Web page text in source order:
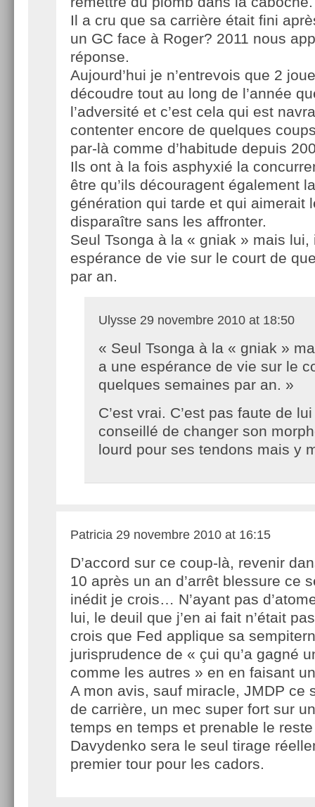
Il a cru que sa carrière était fini
un GC face à Roger? 2011 nous
réponse.
Aujourd’hui je n’entrevois que 2
découdre tout au long de l’année
l’adversité et c’est cela qui est
contenter encore de quelques
par-là comme d’habitude depuis
Ils ont à la fois asphyxié la
être qu’ils découragent également
génération qui tarde et qui aimerait
disparaître sans les affronter.
Seul Tsonga à la « gniak » mais lui,
espérance de vie sur le court de
par an.
Ulysse 29 novembre 2010 at 18:50
« Seul Tsonga à la « gniak »
a une espérance de vie sur le
quelques semaines par an. »
C’est vrai. C’est pas faute de
conseillé de changer son
lourd pour ses tendons mais y
Patricia 29 novembre 2010 at 16:15
D’accord sur ce coup-là, revenir
10 après un an d’arrêt blessure ce
inédit je crois… N’ayant pas
lui, le deuil que j’en ai fait n’était
crois que Fed applique sa
jurisprudence de « çui qu’a gagné
comme les autres » en en faisant
A mon avis, sauf miracle, JMDP ce
de carrière, un mec super fort sur
temps en temps et prenable le
Davydenko sera le seul tirage
premier tour pour les cadors.